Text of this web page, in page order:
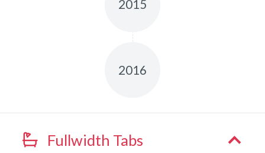
2015
2016
Fullwidth Tabs